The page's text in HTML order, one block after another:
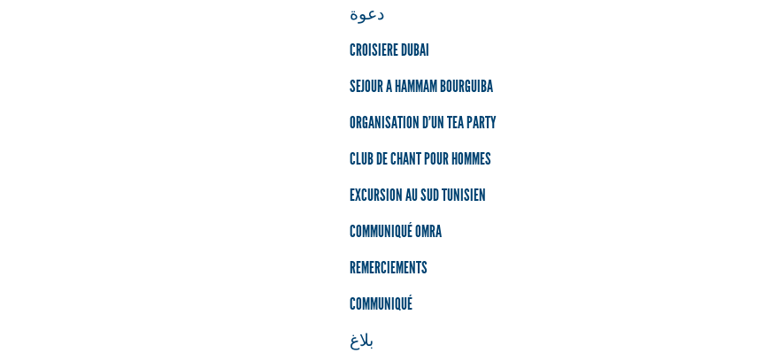
دعوة
CROISIERE DUBAI
SEJOUR A HAMMAM BOURGUIBA
ORGANISATION D'UN TEA PARTY
CLUB DE CHANT POUR HOMMES
EXCURSION AU SUD TUNISIEN
COMMUNIQUÉ OMRA
REMERCIEMENTS
COMMUNIQUÉ
بلاغ